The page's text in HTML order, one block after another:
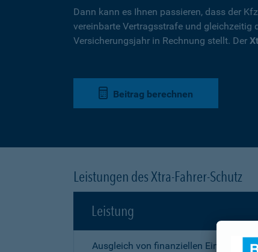
Dann kann es Ihnen passieren, dass der
vereinbarte Vertragsstrafe und gleichzeitig
Versicherungsjahr in Rechnung stellt. Der
Beitrag berechnen
Leistungen des Xtra-Fahrer-Schutz
Leistung
Ausgleich von finanziellen Einbußen